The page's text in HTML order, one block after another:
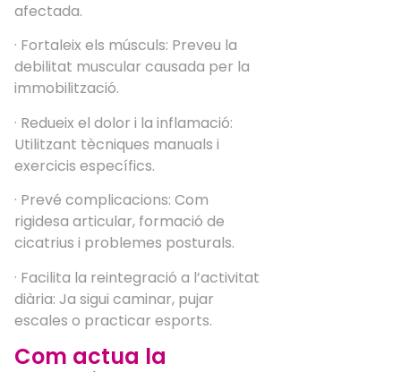
afectada.
· Fortaleix els músculs: Preveu la
debilitat muscular causada per la
immobilització.
· Redueix el dolor i la inflamació:
Utilitzant tècniques manuals i
exercicis específics.
· Prevé complicacions: Com
rigidesa articular, formació de
cicatrius i problemes posturals.
· Facilita la reintegració a l’activitat
diària: Ja sigui caminar, pujar
escales o practicar esports.
Com actua la